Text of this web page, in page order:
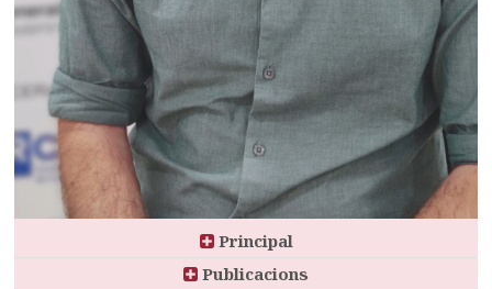
Principal
Publicacions